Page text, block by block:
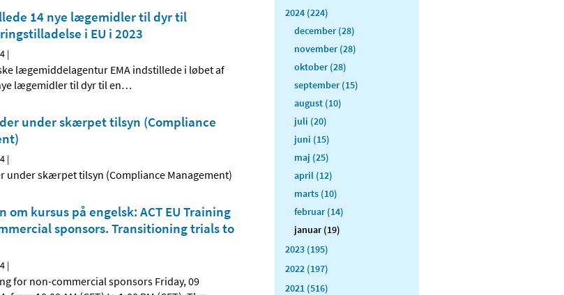
14 nye lægemidler til dyr til
i EU i 2023
|
lægemiddelagentur EMA indstillede i løbet af
lægemidler til dyr til en…
under skærpet tilsyn (Compliance
|
under skærpet tilsyn (Compliance Management)
om kursus på engelsk: ACT EU Training
sponsors. Transitioning trials to
|
for non-commercial sponsors Friday, 09
2024 (224)
december (28)
november (28)
oktober (28)
september (15)
august (10)
juli (20)
juni (15)
maj (25)
april (12)
marts (10)
februar (14)
januar (19)
2023 (195)
2022 (197)
2021 (516)